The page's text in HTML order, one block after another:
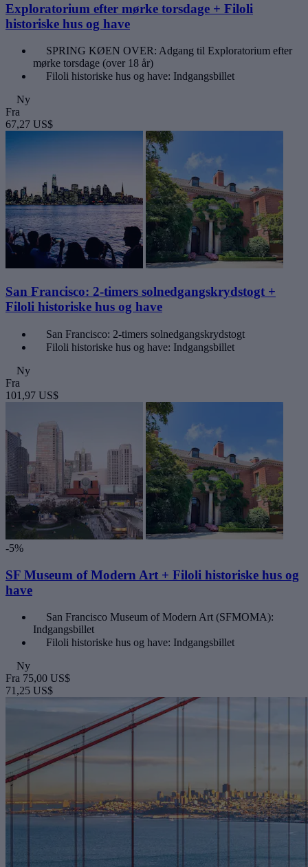
Exploratorium efter mørke torsdage + Filoli
historiske hus og have
SPRING KØEN OVER: Adgang til Exploratorium efter
mørke torsdage (over 18 år)
Filoli historiske hus og have: Indgangsbillet
Ny
Fra
67,27 US$
San Francisco: 2-timers solnedgangskrydstogt +
Filoli historiske hus og have
San Francisco: 2-timers solnedgangskrydstogt
Filoli historiske hus og have: Indgangsbillet
Ny
Fra
101,97 US$
-5%
SF Museum of Modern Art + Filoli historiske hus og
have
San Francisco Museum of Modern Art (SFMOMA):
Indgangsbillet
Filoli historiske hus og have: Indgangsbillet
Ny
Fra 75,00 US$
71,25 US$